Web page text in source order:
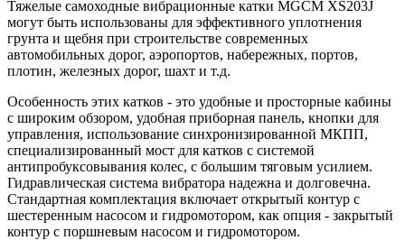
Тяжелые самоходные вибрационные катки MGCM XS203J
могут быть использованы для эффективного уплотнения
грунта и щебня при строительстве современных
автомобильных дорог, аэропортов, набережных, портов,
плотин, железных дорог, шахт и т.д.
Особенность этих катков - это удобные и просторные кабины
с широким обзором, удобная приборная панель, кнопки для
управления, использование синхронизированной МКПП,
специализированный мост для катков с системой
антипробуксовывания колес, с большим тяговым усилием.
Гидравлическая система вибратора надежна и долговечна.
Стандартная комплектация включает открытый контур с
шестеренным насосом и гидромотором, как опция - закрытый
контур с поршневым насосом и гидромотором.